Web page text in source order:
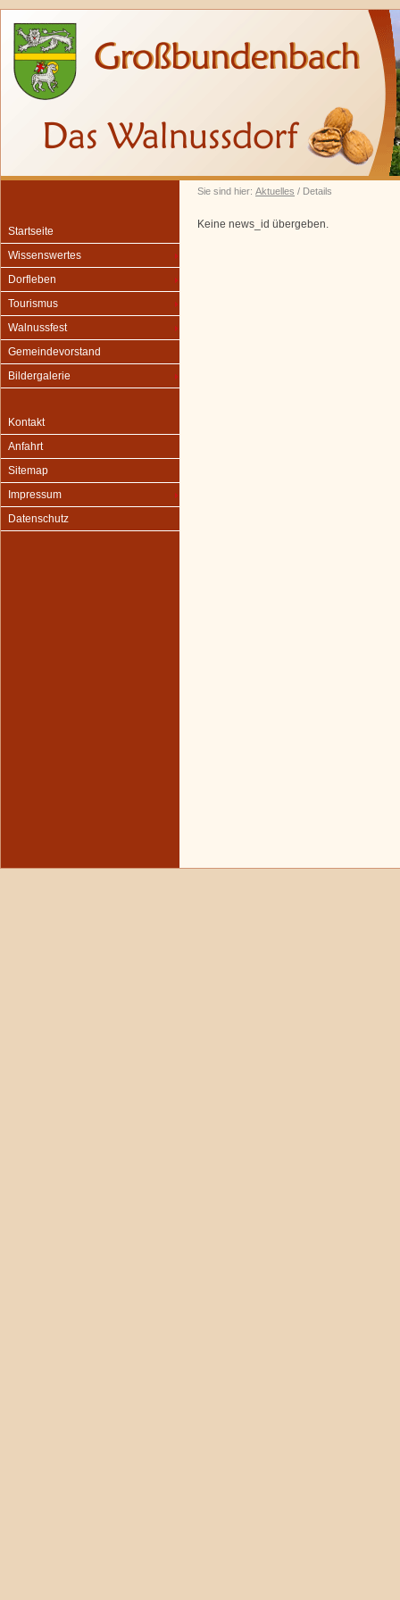
Sie sind hier: Aktuelles / Details
Startseite
Wissenswertes
Dorfleben
Tourismus
Walnussfest
Gemeindevorstand
Bildergalerie
Kontakt
Anfahrt
Sitemap
Impressum
Datenschutz
Keine news_id übergeben.